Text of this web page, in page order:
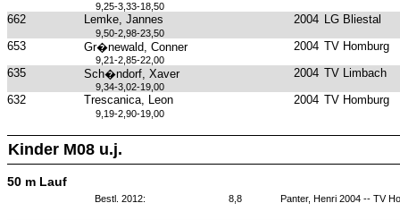
9,25-3,33-18,50
662 Lemke, Jannes 2004 LG Bliestal
9,50-2,98-23,50
653 Gr�newald, Conner 2004 TV Homburg
9,21-2,85-22,00
635 Sch�ndorf, Xaver 2004 TV Limbach
9,34-3,02-19,00
632 Trescanica, Leon 2004 TV Homburg
9,19-2,90-19,00
Kinder M08 u.j.
50 m Lauf
Bestl. 2012: 8,8 Panter, Henri 2004 -- TV